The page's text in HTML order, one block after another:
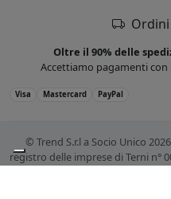
Oltre il 90% delle
Accettiamo pagamenti
Visa Mastercard PayPal
© Trend S.r.l a Socio Unico
registro delle imprese di Terni n°